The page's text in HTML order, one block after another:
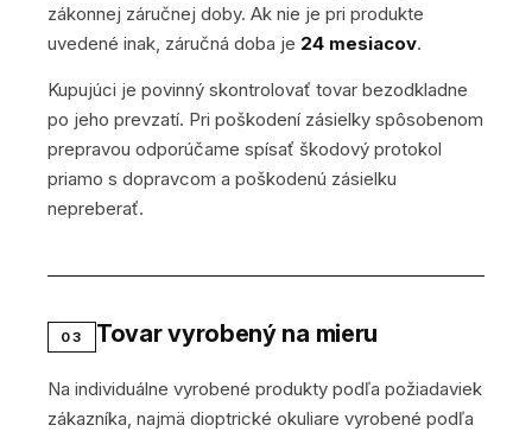
zákonnej záručnej doby. Ak nie je pri produkte
uvedené inak, záručná doba je 24 mesiacov.
Kupujúci je povinný skontrolovať tovar bezodkladne
po jeho prevzatí. Pri poškodení zásielky spôsobenom
prepravou odporúčame spísať škodový protokol
priamo s dopravcom a poškodenú zásielku
nepreberať.
03 Tovar vyrobený na mieru
Na individuálne vyrobené produkty podľa požiadaviek
zákazníka, najmä dioptrické okuliare vyrobené podľa